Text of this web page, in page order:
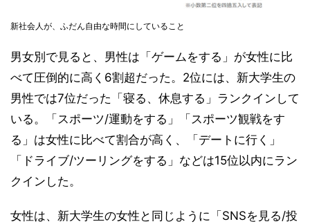
新社会人が、ふだん自由な時間にしていること
男女別で見ると、男性は「ゲームをする」が女性に比
べて圧倒的に高く6割超だった。2位には、新大学生の
男性では7位だった「寝る、休息する」ランクインして
いる。「スポーツ/運動をする」「スポーツ観戦をす
る」は女性に比べて割合が高く、「デートに行く」
「ドライブ/ツーリングをする」などは15位以内にラン
クインした。
女性は、新大学生の女性と同じように「SNSを見る/投